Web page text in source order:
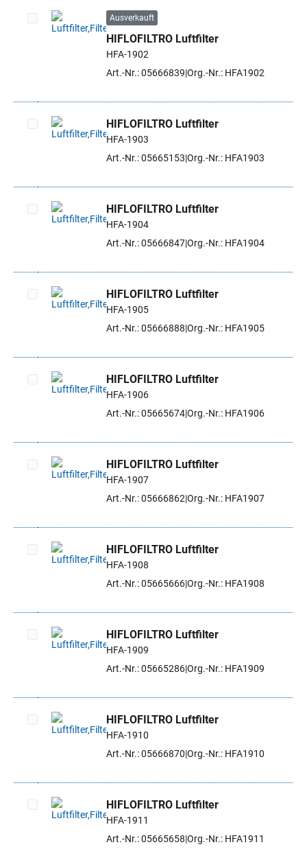
Artikel auswählen
Ausverkauft
HIFLOFILTRO Luftfilter
HFA-1902
Art.-Nr.: 05666839 Org.-Nr.: HFA1902
Artikel auswählen
HIFLOFILTRO Luftfilter
HFA-1903
Art.-Nr.: 05665153 Org.-Nr.: HFA1903
Artikel auswählen
HIFLOFILTRO Luftfilter
HFA-1904
Art.-Nr.: 05666847Org.-Nr.: HFA1904
Artikel auswählen
HIFLOFILTRO Luftfilter
HFA-1905
Art.-Nr.: 05666888 Org.-Nr.: HFA1905
Artikel auswählen
HIFLOFILTRO Luftfilter
HFA-1906
Art.-Nr.: 05665674Org.-Nr.: HFA1906
Artikel auswählen
HIFLOFILTRO Luftfilter
HFA-1907
Art.-Nr.: 05666862 Org.-Nr.: HFA1907
Artikel auswählen
HIFLOFILTRO Luftfilter
HFA-1908
Art.-Nr.: 05665666Org.-Nr.: HFA1908
Artikel auswählen
HIFLOFILTRO Luftfilter
HFA-1909
Art.-Nr.: 05665286Org.-Nr.: HFA1909
Artikel auswählen
HIFLOFILTRO Luftfilter
HFA-1910
Art.-Nr.: 05666870 Org.-Nr.: HFA1910
Artikel auswählen
HIFLOFILTRO Luftfilter
HFA-1911
Art.-Nr.: 05665658 Org.-Nr.: HFA1911